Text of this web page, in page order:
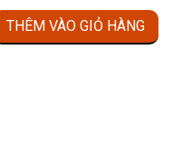
gốc
là:
hiện
tại
THÊM VÀO GIỎ HÀNG